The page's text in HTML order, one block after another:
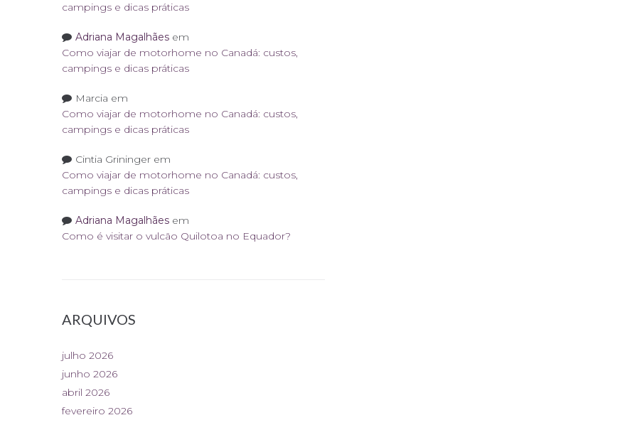
campings e dicas práticas
Adriana Magalhães em
Como viajar de motorhome no Canadá: custos,
campings e dicas práticas
Marcia em
Como viajar de motorhome no Canadá: custos,
campings e dicas práticas
Cintia Grininger em
Como viajar de motorhome no Canadá: custos,
campings e dicas práticas
Adriana Magalhães em
Como é visitar o vulcão Quilotoa no Equador?
ARQUIVOS
julho 2026
junho 2026
abril 2026
fevereiro 2026